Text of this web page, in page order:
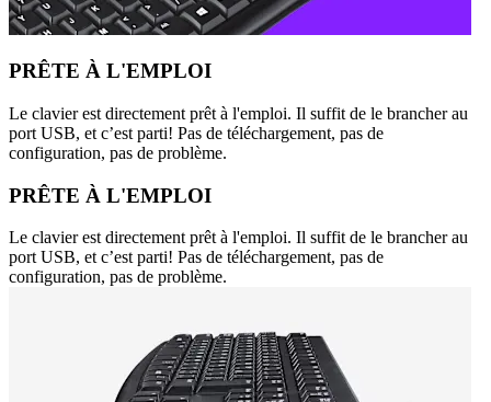
PRÊTE À L'EMPLOI
Le clavier est directement prêt à l'emploi. Il suffit de le brancher au
port USB, et c’est parti! Pas de téléchargement, pas de
configuration, pas de problème.
PRÊTE À L'EMPLOI
Le clavier est directement prêt à l'emploi. Il suffit de le brancher au
port USB, et c’est parti! Pas de téléchargement, pas de
configuration, pas de problème.